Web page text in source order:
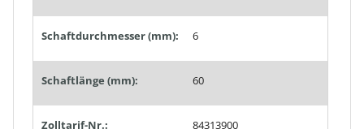
Schaftdurchmesser (mm): 6
Schaftlänge (mm): 60
Zolltarif-Nr.: 84313900